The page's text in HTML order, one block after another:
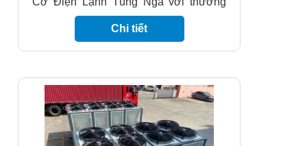
hiệu máy làm lạnh nước JADE COOL
sẽ mang đến cho quý khách hàng
những sản phẩm máy lạnh nước công
vụ các doanh nghiệp trong nước, cũng
như doanh nghiệp nước ngoài. Điều
này mang lại cho chúng tôi kinh nghiệm
và cơ hội phát triển. Chúng tôi mong
muốn phục vụ thêm nhiều khách hàng
Chi tiết